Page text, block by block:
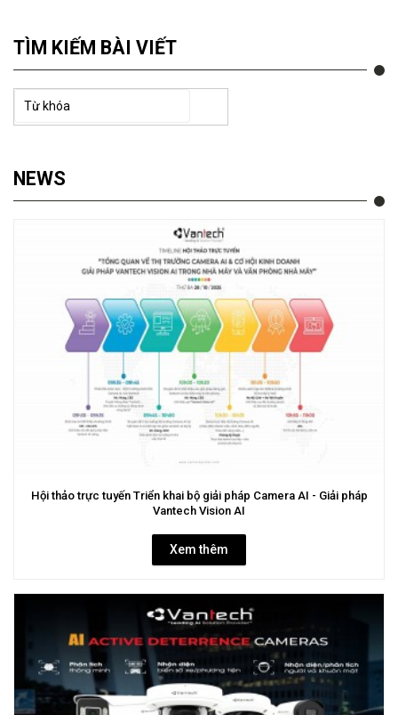
TÌM KIẾM BÀI VIẾT
NEWS
Hội thảo trực tuyến Triển khai bộ giải pháp Camera AI - Giải pháp
Vantech Vision AI
Xem thêm